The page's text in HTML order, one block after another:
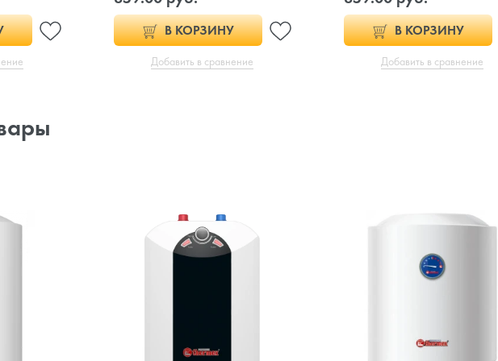
В КОРЗИНУ
Добавить в сравнение
В КОРЗИНУ
Добавить в сравнение